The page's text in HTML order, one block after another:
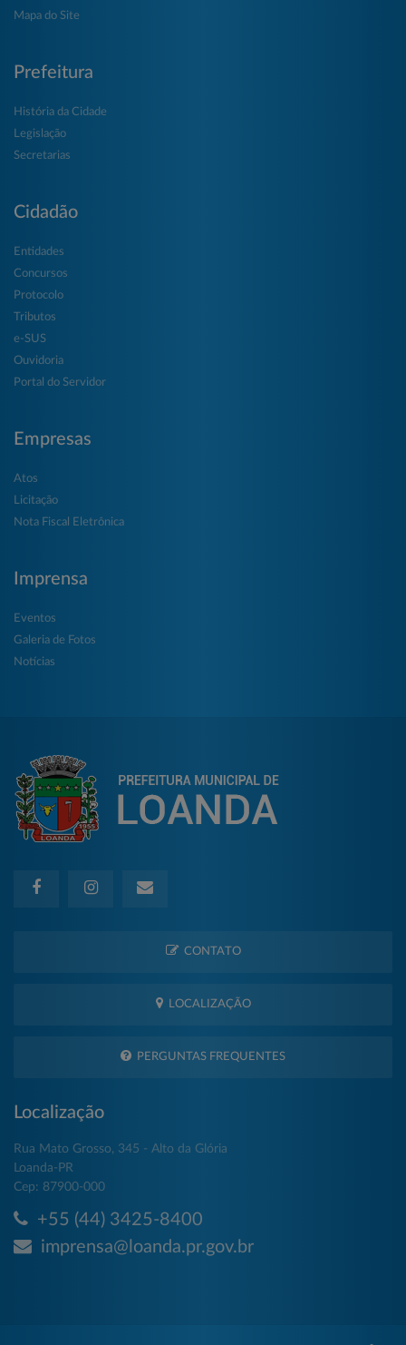
Mapa do Site
Prefeitura
História da Cidade
Legislação
Secretarias
Cidadão
Entidades
Concursos
Protocolo
Tributos
e-SUS
Ouvidoria
Portal do Servidor
Empresas
Atos
Licitação
Nota Fiscal Eletrônica
Imprensa
Eventos
Galeria de Fotos
Notícias
CONTATO
LOCALIZAÇÃO
PERGUNTAS FREQUENTES
Localização
Rua Mato Grosso, 345 - Alto da Glória
Loanda-PR
Cep: 87900-000
+55 (44) 3425-8400
imprensa@loanda.pr.gov.br